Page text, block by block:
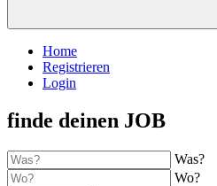
Home
Registrieren
Login
finde deinen JOB
Was?
Wo?